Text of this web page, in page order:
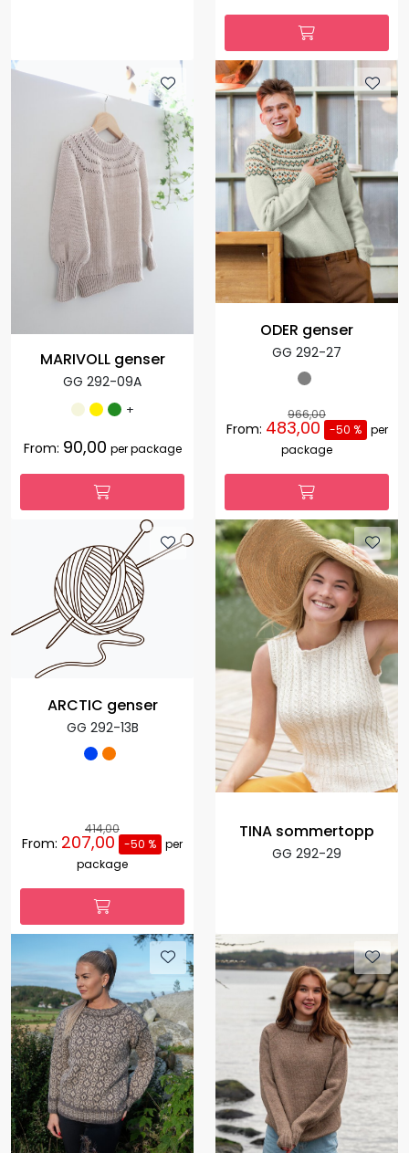
MARIVOLL genser
GG 292-09A
+
From: 90,00 per package
ODER genser
GG 292-27
966,00
From: 483,00 -50 %
per
package
ARCTIC genser
GG 292-13B
414,00
From: 207,00 -50 % per
package
TINA sommertopp
GG 292-29